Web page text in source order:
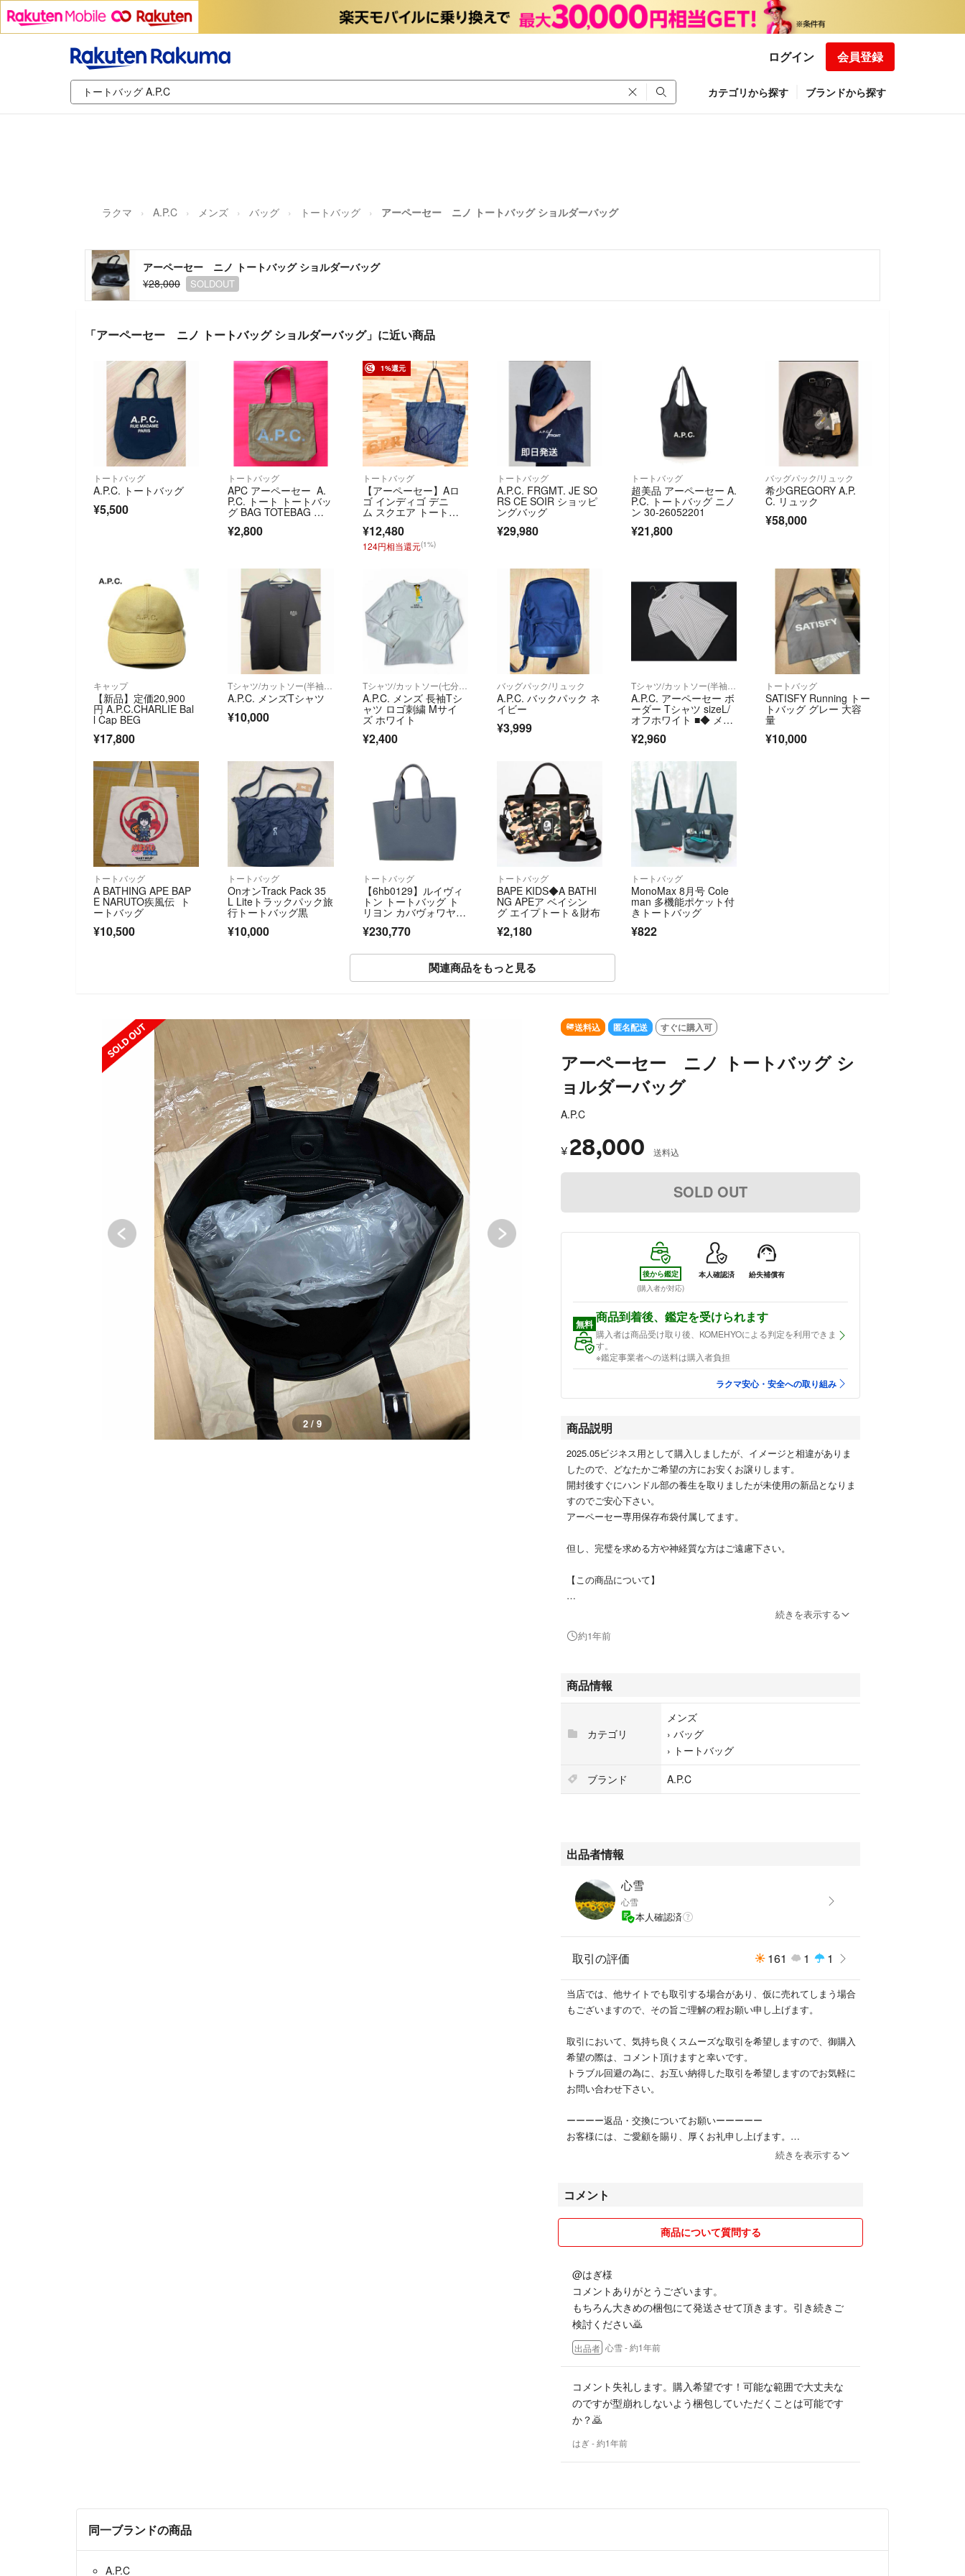
ログイン 会員登録
カテゴリから探す ブランドから探す
ラクマ A.P.C メンズ バッグ トートバッグ アーペーセー ニノ トートバッグ ショルダーバッグ
アーペーセー ニノ トートバッグ ショルダーバッグ
¥28,000
SOLDOUT
「アーペーセー ニノ トートバッグ ショルダーバッグ」に近い商品
トートバッグ
A.P.C. トートバッグ
¥5,500
トートバッグ
APC アーペーセー A.
P.C. トート トートバッ
グ BAG TOTEBAG バ
ッグ ロゴプリント
¥2,800
1%還元
トートバッグ
【アーペーセー】Aロ
ゴ インディゴ デニ
ム スクエア トートバ
ッグ 紺ネイビー
¥12,480
124円相当還元(1%)
トートバッグ
A.P.C. FRGMT. JE SO
RS CE SOIR ショッピ
ングバッグ
¥29,980
トートバッグ
超美品 アーペーセー A.
P.C. トートバッグ ニノ
ン 30-26052201
¥21,800
バッグパック/リュック
希少GREGORY A.P.
C. リュック
¥58,000
キャップ
【新品】定価20,900
円 A.P.C.CHARLIE Bal
l Cap BEG
¥17,800
A.P.C. メンズTシャツ
¥10,000
Tシャツ/カットソー(七分/長袖)
A.P.C. メンズ 長袖Tシ
ャツ ロゴ刺繍 Mサイ
ズ ホワイト
¥2,400
バッグパック/リュック
A.P.C. バックパック ネ
イビー
¥3,999
A.P.C. アーペーセー ボ
ーダー Tシャツ sizeL/
オフホワイト ■◆ メン
¥2,960
トートバッグ
SATISFY Running トー
トバッグ グレー 大容
量
¥10,000
トートバッグ
A BATHING APE BAP
E NARUTO疾風伝 ト
ートバッグ
¥10,500
トートバッグ
OnオンTrack Pack 35
L Liteトラックパック旅
行トートバッグ黒
¥10,000
トートバッグ
【6hb0129】ルイヴィ
トン トートバッグ ト
リヨン カバヴォワヤー
ビー【中古】メンズ
¥230,770
トートバッグ
BAPE KIDS◆A BATHI
NG APEア ベイシン
グ エイプトート＆財布
¥2,180
トートバッグ
MonoMax 8月号 Cole
man 多機能ポケット付
きトートバッグ
¥822
関連商品をもっと見る
SOLD OUT SOLD OUT
3 / 9
送料込 匿名配送 すぐに購入可
アーペーセー ニノ トートバッグ シ
ョルダーバッグ
A.P.C
¥ 28,000 送料込
SOLD OUT
後から鑑定
(購入者が対応)
本人確認済 紛失補償有
無料 商品到着後、鑑定を受けられます
購入者は商品受け取り後、KOMEHYOによる判定を利用できま
す。
※鑑定事業者への送料は購入者負担
ラクマ安心・安全への取り組み
商品説明
2025.05ビジネス用として購入しましたが、イメージと相違がありま
したので、どなたかご希望の方にお安くお譲りします。
開封後すぐにハンドル部の養生を取りましたが未使用の新品となりま
すのでご安心下さい。
アーペーセー専用保存布袋付属してます。
但し、完璧を求める方や神経質な方はご遠慮下さい。
【この商品について】
【品番】PUAAT H61820 / 【品名】CABAS NINO / 【カラー】LZZ BL
さ:約51~62cm(調節可能) / 重量:約900g
【素材】ポリウレタン60%、ポリエステル40%(合成皮革)
【仕様】開閉:マグネットボタン式 / 内側:ファスナーポケット×1、リ
ング付オープンポケット×1 / 【特徴】A4サイズ収納可能 / トートバッ
グ(ハンドバッグ) / 手提げ 手持ち 肩掛け ショルダー
【付属品】アーペーセー専用保存布袋
て名付けられたものです。
柔らかな質感のフェイクレザーを使用した「NINO」トートバッグで
す。フロントのシルバーロゴがさりげなくも目を引きます。
持ち手が長めで肩掛けがしやすく、A4サイズも収納可能なので、通勤
や通学におすすめなアイテムです。
#APC
#トートバック
#ビジネスバック
#ブリーフバック
続きを表示する
約1年前
商品情報
カテゴリ
メンズ
› バッグ
› トートバッグ
ブランド
A.P.C
出品者情報
心雪
心雪
本人確認済
取引の評価 161 1 1
当店では、他サイトでも取引する場合があり、仮に売れてしまう場合
もございますので、その旨ご理解の程お願い申し上げます。
取引において、気持ち良くスムーズな取引を希望しますので、御購入
希望の際は、コメント頂けますと幸いです。
トラブル回避の為に、お互い納得した取引を希望しますのでお気軽に
お問い合わせ下さい。
ーーーー返品・交換についてお願いーーーーー
お客様には、ご愛顧を賜り、厚くお礼申し上げます。
お買い上げ頂きました、商品は全て個人使用のusedもしくは自宅保管
（また昨今耳にする商品すり替え等、リスクも考慮してます。）
中古品、古着に理解のある方は歓迎しますが
神経質な方とのお取引はお断りします。
何卒ご理解の程よろしくお願い致します。
最後に、当方ペットは飼っておりません🦜
続きを表示する
コメント
商品について質問する
@はぎ様
コメントありがとうございます。
もちろん大きめの梱包にて発送させて頂きます。引き続きご
検討ください🙇
出品者 心雪- 約1年前
コメント失礼します。購入希望です！可能な範囲で大丈夫な
のですが型崩れしないよう梱包していただくことは可能です
か？🙇
はぎ- 約1年前
同一ブランドの商品
A.P.C